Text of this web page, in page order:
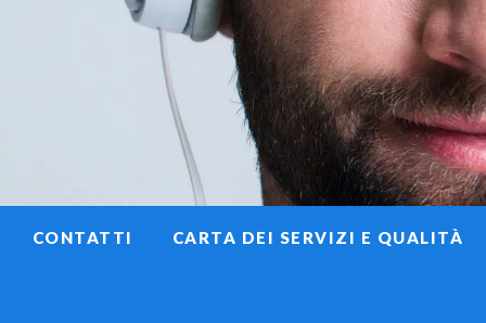
CONTATTI CARTA DEI SERVIZI E QUALITÀ